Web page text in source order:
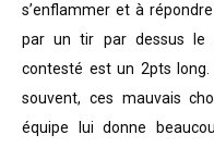
s’enflammer et à
par un tir par dessus le
contesté est un 2pts
souvent, ces mauvais
équipe lui donne